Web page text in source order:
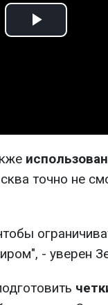
Play
точно не
- уверен